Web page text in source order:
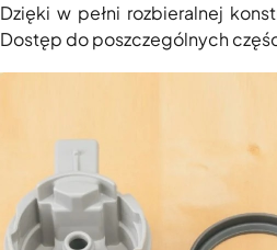
Dzięki w pełni rozbieralnej
Dostęp do poszczególnych